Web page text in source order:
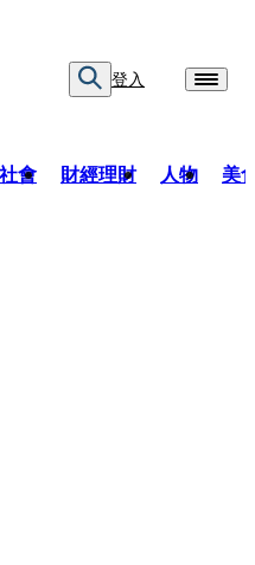
登入
會 財經理財 人物 美